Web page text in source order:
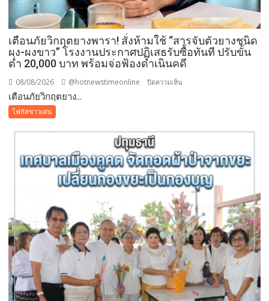
คู่
ขนาน
มหกรรม
พืช
สวน
เตือนภัยวิกฤตยางพารา! สั่งห้ามใช้ “สารจับตัวยางชนิด
ผง-ผงขาว” โรงงานประกาศปฏิเสธรับซื้อทันที ปรับขั้น
ต่ำ 20,000 บาท พร้อมจ่อฟ้องดำเนินคดี
08/08/2026 @hotnewstimeonline ปิดความเห็น
ยางพารา!
ห้าม
ใช้
“สาร
จับ
ตัว
ยาง
ชนิด
ผง-
ผงขาว”
โรงงาน
ประกาศ
เตือนภัยวิกฤตยาง...
โฟกัสข่าวเด่น